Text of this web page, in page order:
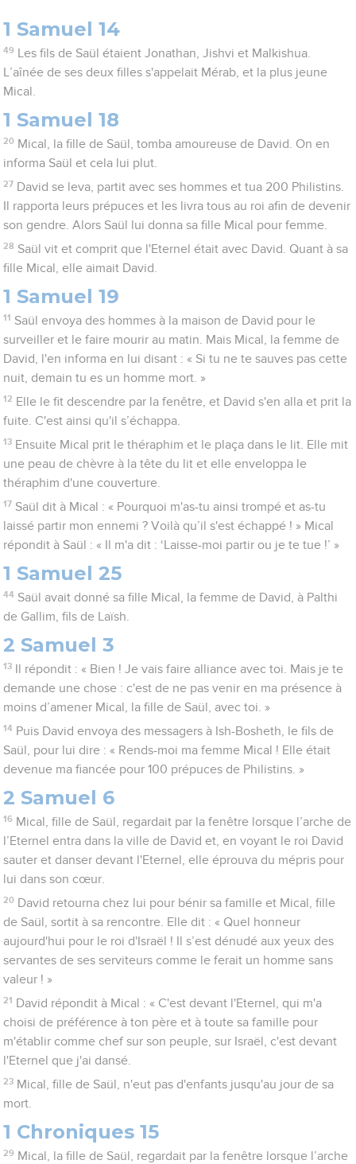
1 Samuel 14
49
Les fils de Saül étaient Jonathan, Jishvi et Malkishua.
L’aînée de ses deux filles s'appelait Mérab, et la plus jeune
Mical.
1 Samuel 18
20 Mical, la fille de Saül, tomba amoureuse de David. On en
informa Saül et cela lui plut.
27 David se leva, partit avec ses hommes et tua 200 Philistins.
Il rapporta leurs prépuces et les livra tous au roi afin de devenir
son gendre. Alors Saül lui donna sa fille Mical pour femme.
28 Saül vit et comprit que l'Eternel était avec David. Quant à sa
fille Mical, elle aimait David.
1 Samuel 19
11 Saül envoya des hommes à la maison de David pour le
surveiller et le faire mourir au matin. Mais Mical, la femme de
David, l'en informa en lui disant : « Si tu ne te sauves pas cette
nuit, demain tu es un homme mort. »
12 Elle le fit descendre par la fenêtre, et David s'en alla et prit la
fuite. C'est ainsi qu'il s’échappa.
13 Ensuite Mical prit le théraphim et le plaça dans le lit. Elle mit
une peau de chèvre à la tête du lit et elle enveloppa le
théraphim d'une couverture.
17 Saül dit à Mical : « Pourquoi m'as-tu ainsi trompé et as-tu
laissé partir mon ennemi ? Voilà qu’il s'est échappé ! » Mical
répondit à Saül : « Il m'a dit : ‘Laisse-moi partir ou je te tue !’ »
1 Samuel 25
44 Saül avait donné sa fille Mical, la femme de David, à Palthi
de Gallim, fils de Laïsh.
2 Samuel 3
13
Il répondit : « Bien ! Je vais faire alliance avec toi. Mais je te
demande une chose : c'est de ne pas venir en ma présence à
moins d’amener Mical, la fille de Saül, avec toi. »
14 Puis David envoya des messagers à Ish-Bosheth, le fils de
Saül, pour lui dire : « Rends-moi ma femme Mical ! Elle était
devenue ma fiancée pour 100 prépuces de Philistins. »
2 Samuel 6
16 Mical, fille de Saül, regardait par la fenêtre lorsque l’arche de
l’Eternel entra dans la ville de David et, en voyant le roi David
sauter et danser devant l'Eternel, elle éprouva du mépris pour
lui dans son cœur.
20 David retourna chez lui pour bénir sa famille et Mical, fille
de Saül, sortit à sa rencontre. Elle dit : « Quel honneur
aujourd'hui pour le roi d'Israël ! Il s’est dénudé aux yeux des
servantes de ses serviteurs comme le ferait un homme sans
valeur ! »
21 David répondit à Mical : « C'est devant l'Eternel, qui m'a
choisi de préférence à ton père et à toute sa famille pour
m'établir comme chef sur son peuple, sur Israël, c'est devant
l'Eternel que j'ai dansé.
23 Mical, fille de Saül, n'eut pas d'enfants jusqu'au jour de sa
mort.
1 Chroniques 15
29 Mical, la fille de Saül, regardait par la fenêtre lorsque l’arche